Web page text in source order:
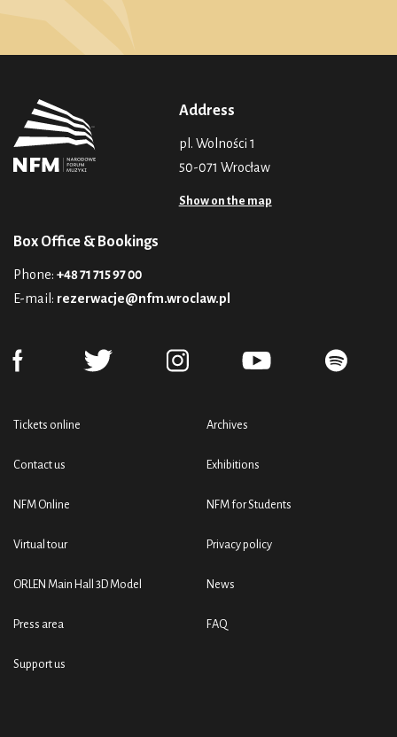
Address
pl. Wolności 1
50-071 Wrocław
Show on the map
Box Office & Bookings
Phone: +48 71 715 97 00
E-mail: rezerwacje@nfm.wroclaw.pl
Tickets online
Contact us
NFM Online
Virtual tour
ORLEN Main Hall 3D Model
Press area
Support us
Archives
Exhibitions
NFM for Students
Privacy policy
News
FAQ